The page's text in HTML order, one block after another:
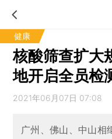
健康
核酸筛查扩大
地开启全员检
2021年06月07日 07:08
广州、佛山、中山相